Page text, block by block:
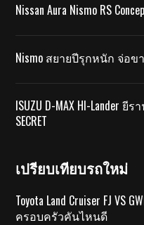
Nissan Aura Nismo RS
Nismo สยายปีรุกหนัก จ่อข
ISUZU D-MAX HI-Lander
SECRET
เปรียบเทียบรถใหม่
Toyota Land Cruiser FJ VS
ครอบครัวคันไหนดี